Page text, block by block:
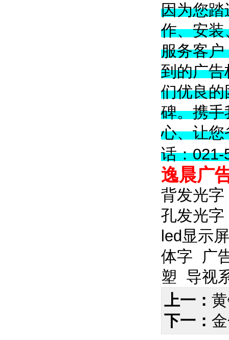
因为您
作、安装
服务客户
到的广
们优良
碑。携手
心、让您
话：021-
逸晨广
背发光字
孔发光字
led显示屏
体字
广
塑 导视
上一：
下一：